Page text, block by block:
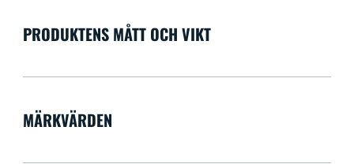
PRODUKTENS MÅTT OCH VIKT
MÄRKVÄRDEN